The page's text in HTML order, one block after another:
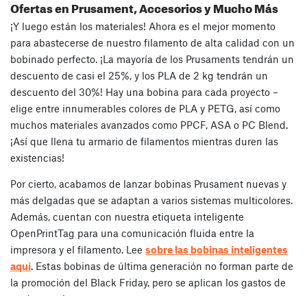
Ofertas en Prusament, Accesorios y Mucho Más
¡Y luego están los materiales! Ahora es el mejor momento
para abastecerse de nuestro filamento de alta calidad con un
bobinado perfecto. ¡La mayoría de los Prusaments tendrán un
descuento de casi el 25%, y los PLA de 2 kg tendrán un
descuento del 30%! Hay una bobina para cada proyecto –
elige entre innumerables colores de PLA y PETG, así como
muchos materiales avanzados como PPCF, ASA o PC Blend.
¡Así que llena tu armario de filamentos mientras duren las
existencias!
Por cierto, acabamos de lanzar bobinas Prusament nuevas y
más delgadas que se adaptan a varios sistemas multicolores.
Además, cuentan con nuestra etiqueta inteligente
OpenPrintTag para una comunicación fluida entre la
impresora y el filamento. Lee sobre las bobinas inteligentes
aquí. Estas bobinas de última generación no forman parte de
la promoción del Black Friday, pero se aplican los gastos de